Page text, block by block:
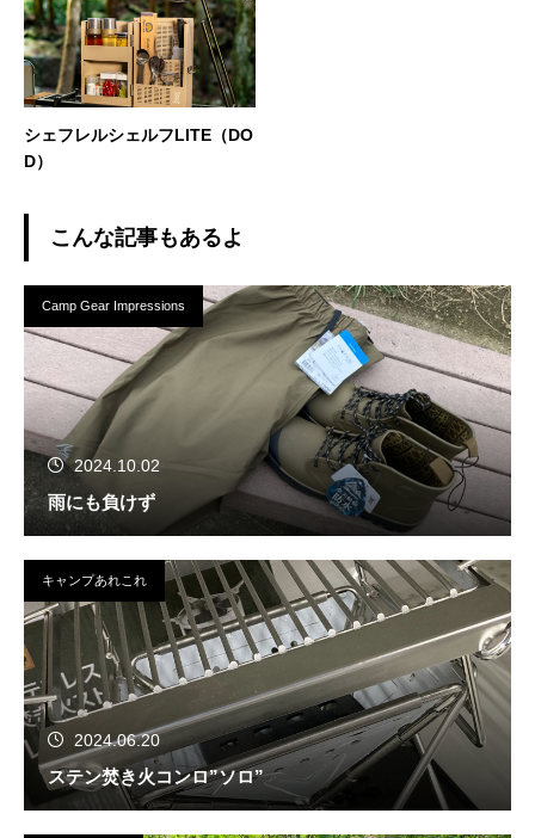
シェフレルシェルフLITE（DO
D）
こんな記事もあるよ
Camp Gear Impressions
2024.10.02
雨にも負けず
キャンプあれこれ
2024.06.20
ステン焚き火コンロ”ソロ”